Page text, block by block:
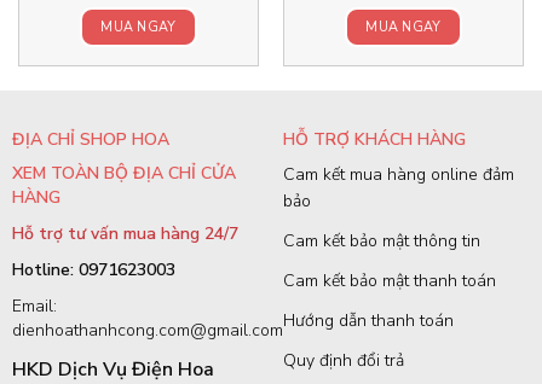
MUA NGAY MUA NGAY
ĐỊA CHỈ SHOP HOA
XEM TOÀN BỘ ĐỊA CHỈ CỬA
HÀNG
Hỗ trợ tư vấn mua hàng 24/7
Hotline: 0971623003
Email:
dienhoathanhcong.com@gmail.com
HKD Dịch Vụ Điện Hoa
HỖ TRỢ KHÁCH HÀNG
Cam kết mua hàng online đảm
bảo
Cam kết bảo mật thông tin
Cam kết bảo mật thanh toán
Hướng dẫn thanh toán
Quy định đổi trả